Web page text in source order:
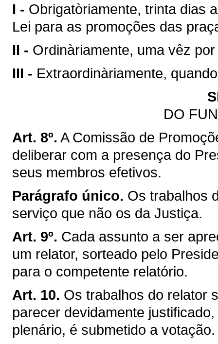
I - Obrigatòriamente, trinta dias
Lei para as promoções das
II - Ordinàriamente, uma vêz
III - Extraordinàriamente,
DO
Art. 8º. A Comissão de
deliberar com a presença do
seus membros efetivos.
Parágrafo único. Os trabalhos
serviço que não os da Justiça.
Art. 9º. Cada assunto a ser
um relator, sorteado pelo
para o competente relatório.
Art. 10. Os trabalhos do relator
parecer devidamente
plenário, é submetido a votação.